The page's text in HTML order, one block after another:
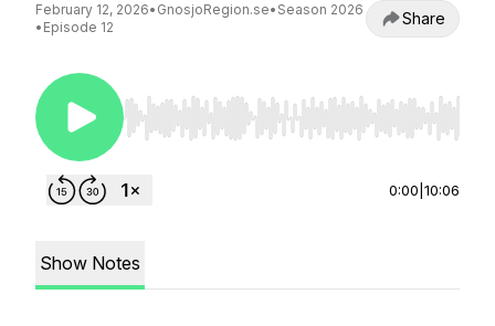
February 12, 2026• GnosjoRegion.se• Season 2026
• Episode 12 Share
Use Left/Right to seek, Home/End to jump to
0:00 10:06
Show Notes